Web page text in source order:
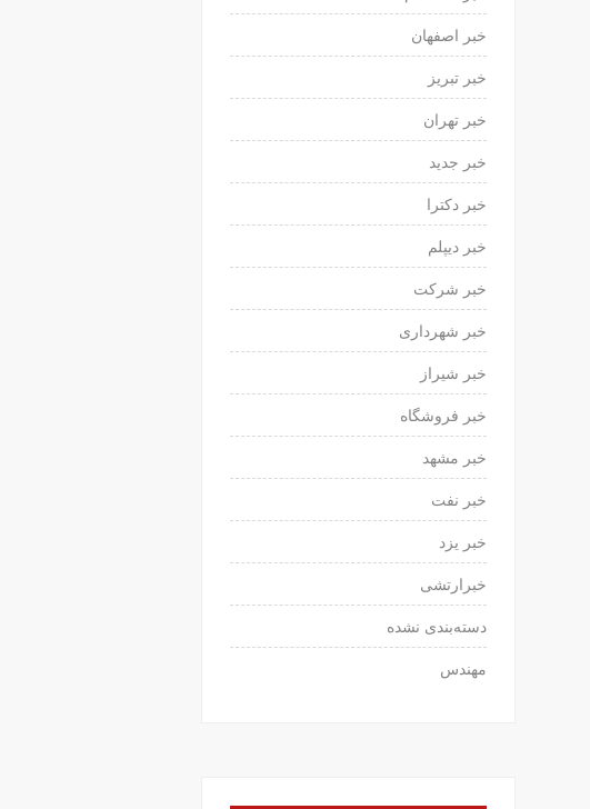
خبر اصفهان
خبر تبریز
خبر تهران
خبر جدید
خبر دکترا
خبر دیپلم
خبر شرکت
خبر شهرداری
خبر شیراز
خبر فروشگاه
خبر مشهد
خبر نفت
خبر یزد
خبرارتشی
دسته‌بندی نشده
مهندس